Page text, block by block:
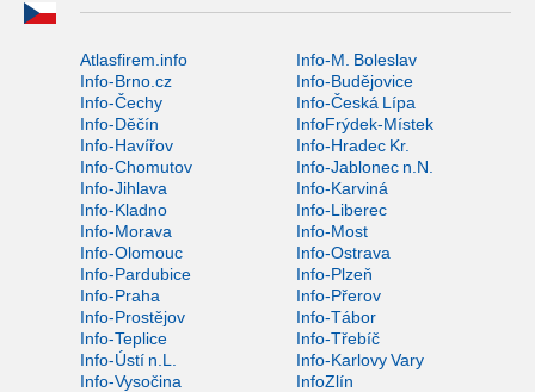
Atlasfirem.info
Info-M. Boleslav
Info-Brno.cz
Info-Budějovice
Info-Čechy
Info-Česká Lípa
Info-Děčín
InfoFrýdek-Místek
Info-Havířov
Info-Hradec Kr.
Info-Chomutov
Info-Jablonec n.N.
Info-Jihlava
Info-Karviná
Info-Kladno
Info-Liberec
Info-Morava
Info-Most
Info-Olomouc
Info-Ostrava
Info-Pardubice
Info-Plzeň
Info-Praha
Info-Přerov
Info-Prostějov
Info-Tábor
Info-Teplice
Info-Třebíč
Info-Ústí n.L.
Info-Karlovy Vary
Info-Vysočina
InfoZlín